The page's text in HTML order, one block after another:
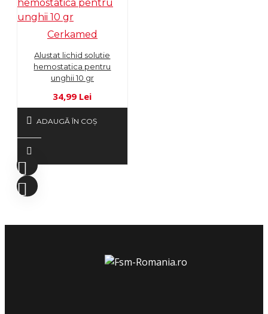
Cerkamed
Alustat lichid solutie
hemostatica pentru
unghii 10 gr
34,99 Lei
ADAUGĂ ÎN COŞ